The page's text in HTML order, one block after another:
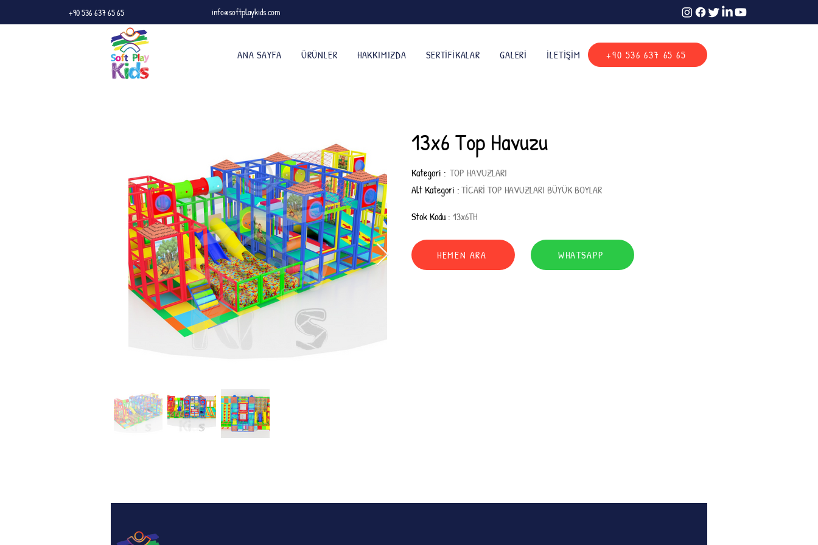
+90 536 637 65 65 info@softplaykids.com
ANA SAYFA ÜRÜNLER HAKKIMIZDA SERTIFIKALAR GALERI İLETIŞIM +90 536 637 65 65
13x6 Top Havuzu
Kategori : TOP HAVUZLARI
Alt Kategori :TİCARİ TOP HAVUZLARI BÜYÜK BOYLAR
Stok Kodu : 13x6TH
HEMEN ARA WHATSAPP